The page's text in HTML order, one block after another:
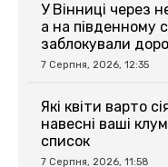
У Вінниці через
а на південному
заблокували
7 Серпня, 2026, 12:35
Які квіти варто
навесні ваші
список
7 Серпня, 2026, 11:58